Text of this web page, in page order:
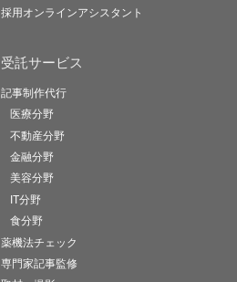
採用オンラインアシスタント
受託サービス
記事制作代行
医療分野
不動産分野
金融分野
美容分野
IT分野
食分野
薬機法チェック
専門家記事監修